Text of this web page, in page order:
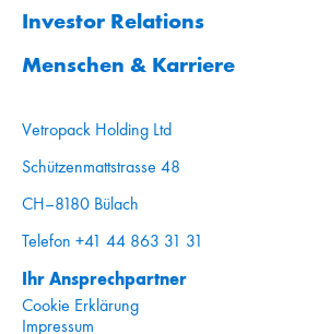
Investor Relations
Menschen & Karriere
Vetropack Holding Ltd
Schützenmattstrasse 48
CH–8180 Bülach
Telefon +41 44 863 31 31
Ihr Ansprechpartner
Cookie Erklärung
Impressum